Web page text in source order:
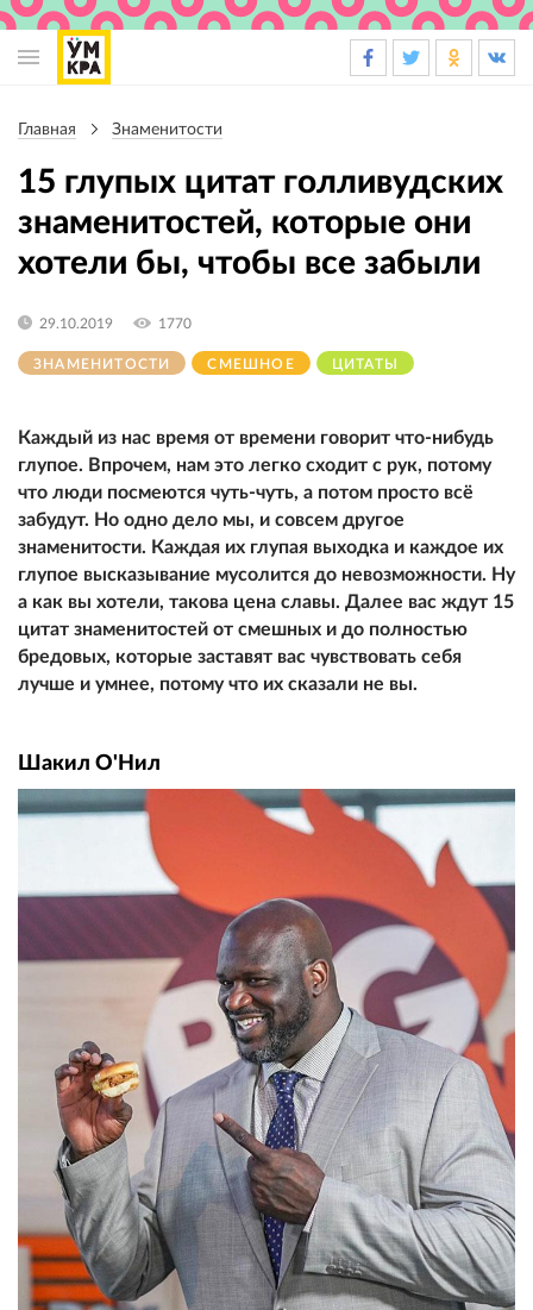
навигация
навигации
Главная Знаменитости
15 глупых цитат голливудских
знаменитостей, которые они
хотели бы, чтобы все забыли
ЗНАМЕНИТОСТИ СМЕШНОЕ ЦИТАТЫ
29.10.2019 1770
Каждый из нас время от времени говорит что-нибудь
глупое. Впрочем, нам это легко сходит с рук, потому
что люди посмеются чуть-чуть, а потом просто всё
забудут. Но одно дело мы, и совсем другое
знаменитости. Каждая их глупая выходка и каждое их
глупое высказывание мусолится до невозможности. Ну
а как вы хотели, такова цена славы. Далее вас ждут 15
цитат знаменитостей от смешных и до полностью
бредовых, которые заставят вас чувствовать себя
лучше и умнее, потому что их сказали не вы.
Шакил О'Нил